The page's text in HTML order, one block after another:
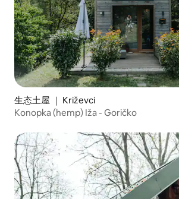
生态土屋 ｜ Križevci
Konopka (hemp) Iža - Goričko